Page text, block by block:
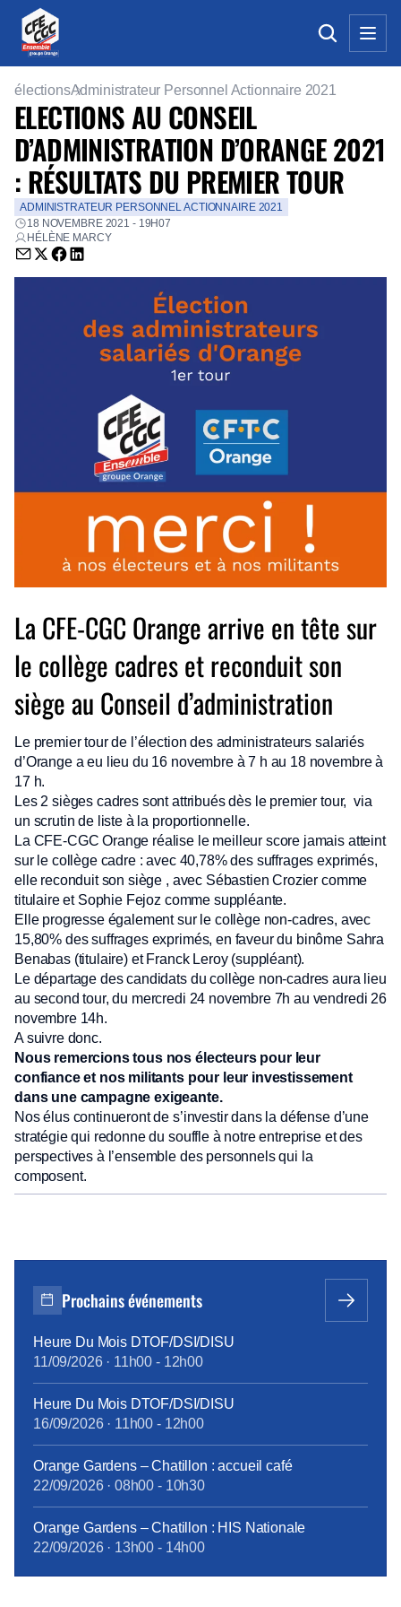
électionsAdministrateur Personnel Actionnaire 2021
ELECTIONS AU CONSEIL
D’ADMINISTRATION D’ORANGE 2021
: RÉSULTATS DU PREMIER TOUR
ADMINISTRATEUR PERSONNEL ACTIONNAIRE 2021
18 NOVEMBRE 2021 - 19H07
HÉLÈNE MARCY
Envoyer par email (nouvelle fenêtre)
Partager sur Twitter (nouvelle fenêtre)
Partager sur Facebook (nouvelle fenêtre)
Partager sur LinkedIn (nouvelle fenêtre)
La CFE-CGC Orange arrive en tête sur
le collège cadres et reconduit son
siège au Conseil d’administration
Le premier tour de l’élection des administrateurs salariés
d’Orange a eu lieu du 16 novembre à 7 h au 18 novembre à
17 h.
Les 2 sièges cadres sont attribués dès le premier tour, via
un scrutin de liste à la proportionnelle.
La CFE-CGC Orange réalise le meilleur score jamais atteint
sur le collège cadre : avec 40,78% des suffrages exprimés,
elle reconduit son siège , avec Sébastien Crozier comme
titulaire et Sophie Fejoz comme suppléante.
Elle progresse également sur le collège non-cadres, avec
15,80% des suffrages exprimés, en faveur du binôme Sahra
Benabas (titulaire) et Franck Leroy (suppléant).
Le départage des candidats du collège non-cadres aura lieu
au second tour, du mercredi 24 novembre 7h au vendredi 26
novembre 14h.
A suivre donc.
Nous remercions tous nos électeurs pour leur
confiance et nos militants pour leur investissement
dans une campagne exigeante.
Nos élus continueront de s’investir dans la défense d’une
stratégie qui redonne du souffle à notre entreprise et des
perspectives à l’ensemble des personnels qui la
composent.
Prochains événements
Heure Du Mois DTOF/DSI/DISU
11/09/2026· 11h00 - 12h00
Heure Du Mois DTOF/DSI/DISU
16/09/2026· 11h00 - 12h00
Orange Gardens – Chatillon : accueil café
22/09/2026· 08h00 - 10h30
Orange Gardens – Chatillon : HIS Nationale
22/09/2026· 13h00 - 14h00